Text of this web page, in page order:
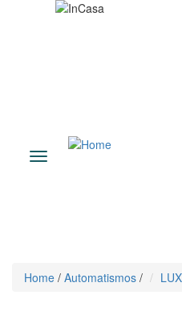
Toggle
Home / Automatismos /